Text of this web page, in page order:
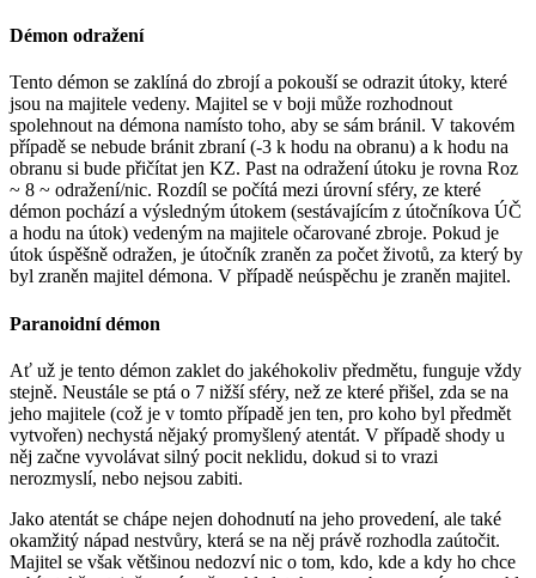
Démon odražení
Tento démon se zaklíná do zbrojí a pokouší se odrazit útoky, které
jsou na majitele vedeny. Majitel se v boji může rozhodnout
spolehnout na démona namísto toho, aby se sám bránil. V takovém
případě se nebude bránit zbraní (-3 k hodu na obranu) a k hodu na
obranu si bude přičítat jen KZ. Past na odražení útoku je rovna Roz
~ 8 ~ odražení/nic. Rozdíl se počítá mezi úrovní sféry, ze které
démon pochází a výsledným útokem (sestávajícím z útočníkova ÚČ
a hodu na útok) vedeným na majitele očarované zbroje. Pokud je
útok úspěšně odražen, je útočník zraněn za počet životů, za který by
byl zraněn majitel démona. V případě neúspěchu je zraněn majitel.
Paranoidní démon
Ať už je tento démon zaklet do jakéhokoliv předmětu, funguje vždy
stejně. Neustále se ptá o 7 nižší sféry, než ze které přišel, zda se na
jeho majitele (což je v tomto případě jen ten, pro koho byl předmět
vytvořen) nechystá nějaký promyšlený atentát. V případě shody u
něj začne vyvolávat silný pocit neklidu, dokud si to vrazi
nerozmyslí, nebo nejsou zabiti.
Jako atentát se chápe nejen dohodnutí na jeho provedení, ale také
okamžitý nápad nestvůry, která se na něj právě rozhodla zaútočit.
Majitel se však většinou nedozví nic o tom, kdo, kde a kdy ho chce